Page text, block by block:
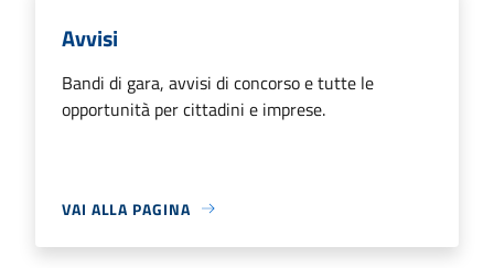
Avvisi
Bandi di gara, avvisi di concorso e tutte le
opportunità per cittadini e imprese.
VAI ALLA PAGINA